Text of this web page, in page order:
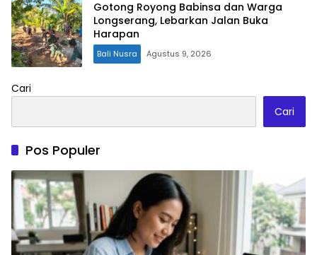
Gotong Royong Babinsa dan Warga
Longserang, Lebarkan Jalan Buka
Harapan
Bali Nusra Agustus 9, 2026
Cari
Cari
Pos Populer